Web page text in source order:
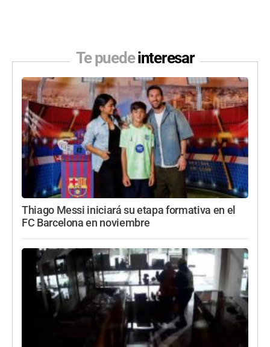
Te puedeinteresar
Thiago Messi iniciará su etapa formativa en el
FC Barcelona en noviembre